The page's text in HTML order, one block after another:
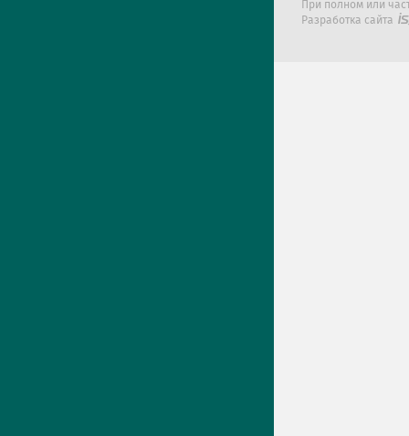
При полном или
Разработка сайта